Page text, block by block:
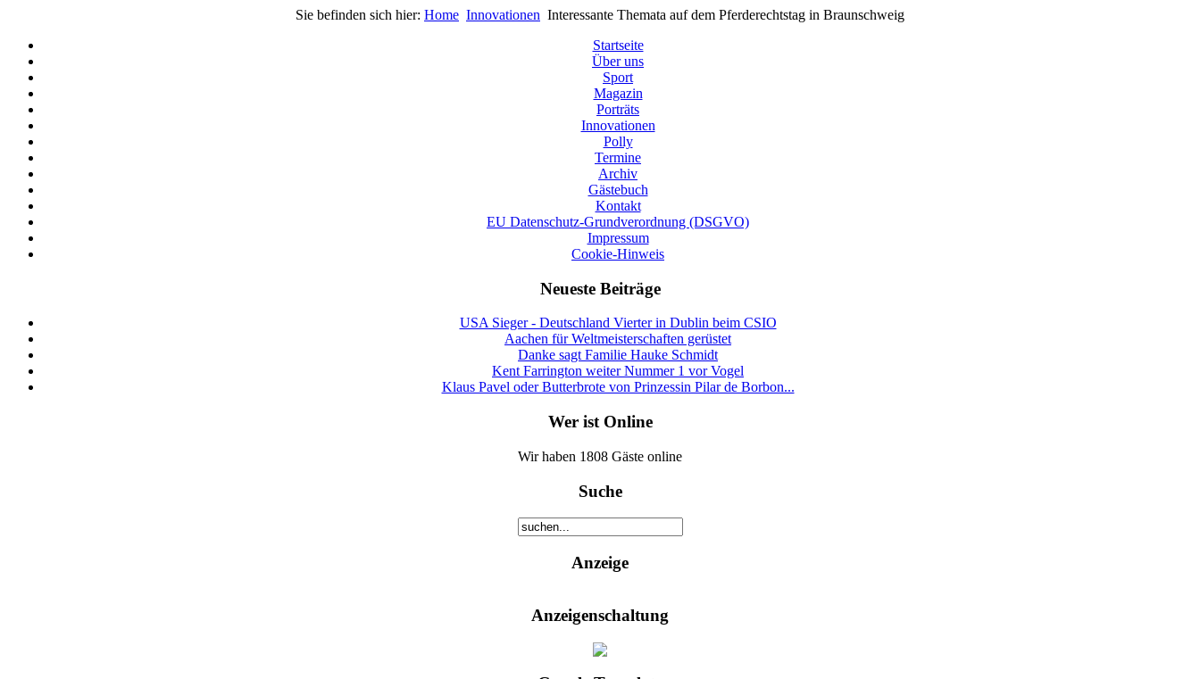
Sie befinden sich hier: Home Innovationen Interessante Themata auf dem Pferderechtstag in Braunschweig
Startseite
Über uns
Sport
Magazin
Porträts
Innovationen
Polly
Termine
Archiv
Gästebuch
Kontakt
EU Datenschutz-Grundverordnung (DSGVO)
Impressum
Cookie-Hinweis
Neueste Beiträge
USA Sieger - Deutschland Vierter in Dublin beim CSIO
Aachen für Weltmeisterschaften gerüstet
Danke sagt Familie Hauke Schmidt
Kent Farrington weiter Nummer 1 vor Vogel
Klaus Pavel oder Butterbrote von Prinzessin Pilar de Borbon...
Wer ist Online
Wir haben 1808 Gäste online
Suche
Anzeige
Anzeigenschaltung